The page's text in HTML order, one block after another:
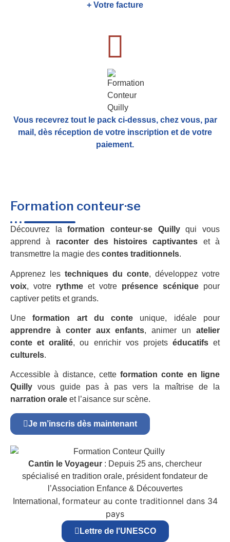
+ Votre facture
Vous recevrez tout le pack ci-dessus, chez vous, par
mail, dès réception de votre inscription et de votre
paiement.
Formation conteur·se
Découvrez laformation conteur·se Quillyqui vous
apprend à raconter des histoires captivantes et à
transmettre la magie des contes traditionnels.
Apprenez les techniques du conte, développez votre
voix, votre rythme et votre présence scénique pour
captiver petits et grands.
Uneformation art du conte unique, idéale pour
apprendre à conter aux enfants, animer unatelier
conte et oralité, ou enrichir vos projets éducatifset
culturels.
Accessible à distance, cetteformation conte en ligne
Quilly vous guide pas à pas vers la maîtrise de la
narration orale et l’aisance sur scène.
Je m’inscris dès maintenant
Cantin le Voyageur : Depuis 25 ans, chercheur
spécialisé en tradition orale, président fondateur de
l’Association Enfance & Découvertes
International, formateur au conte traditionnel dans 34
pays
Lettre de l'UNESCO